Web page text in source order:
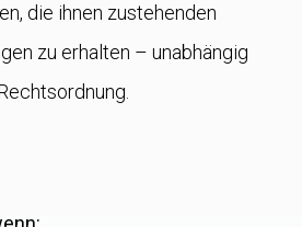
die ihnen zustehenden
zu erhalten – unabhängig